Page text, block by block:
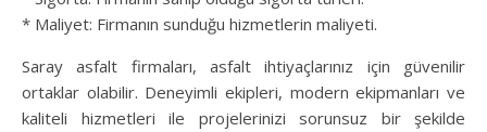
* Maliyet: Firmanın sunduğu hizmetlerin maliyeti.
Saray asfalt firmaları, asfalt ihtiyaçlarınız için güvenilir
ortaklar olabilir. Deneyimli ekipleri, modern ekipmanları ve
kaliteli hizmetleri ile projelerinizi sorunsuz bir şekilde